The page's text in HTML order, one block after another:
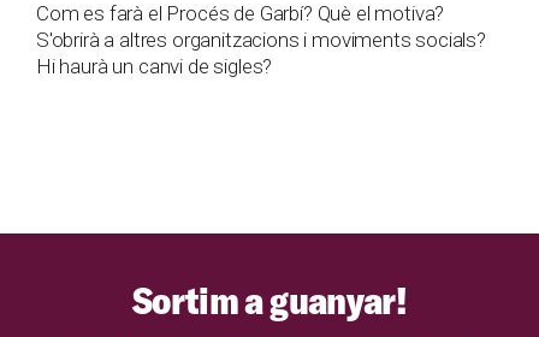
Com es farà el Procés de Garbí? Què el motiva?
S'obrirà a altres organitzacions i moviments socials?
Hi haurà un canvi de sigles?
Sortim a guanyar!